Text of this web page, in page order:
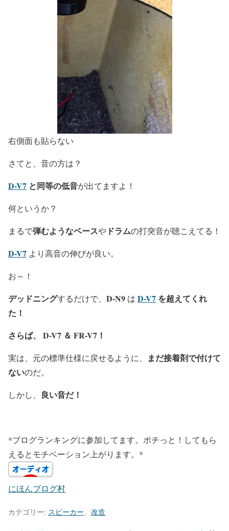
右側面も貼らない
さてと、音の方は？
D-V7 と同等の低音が出てますよ！
何というか？
まるで弾むようなベースや ドラムの打突音が聴こえてる！
D-V7 より高音の伸びが良い。
お～！
デッドニングするだけで、 D-N9 は D-V7 を超えてくれ
た！
さらば、
D-V7 ＆ FR-V7！
実は、元の標準仕様に戻せるように、
まだ接着剤で付けて
ないのだ。
しかし、 良い音だ！
*ブログランキングに参加してます。ポチっと！してもら
えるとモチベーション上がります。*
にほんブログ村
カテゴリー: スピーカー 改造